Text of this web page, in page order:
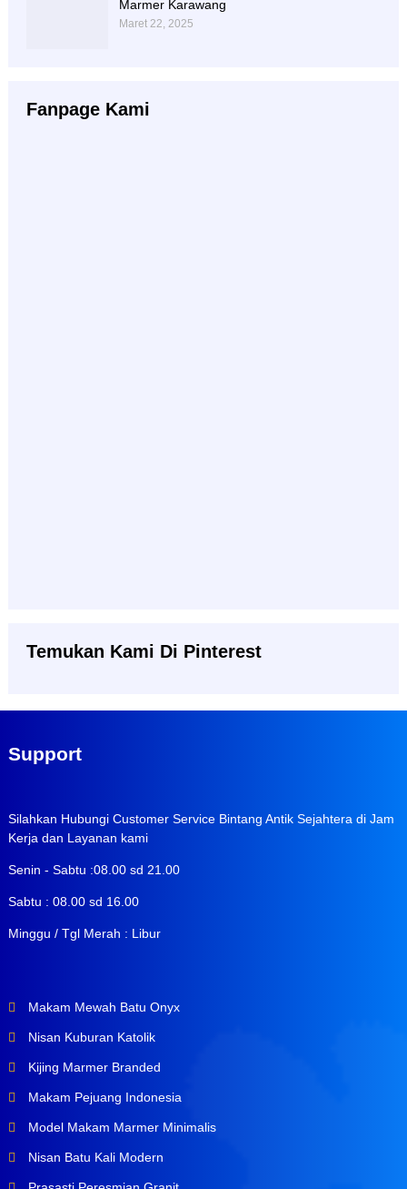
Marmer Karawang
Maret 22, 2025
Fanpage Kami
Temukan Kami Di Pinterest
Support
Silahkan Hubungi Customer Service Bintang Antik Sejahtera di Jam
Kerja dan Layanan kami
Senin - Sabtu :08.00 sd 21.00
Sabtu : 08.00 sd 16.00
Minggu / Tgl Merah : Libur
Makam Mewah Batu Onyx
Nisan Kuburan Katolik
Kijing Marmer Branded
Makam Pejuang Indonesia
Model Makam Marmer Minimalis
Nisan Batu Kali Modern